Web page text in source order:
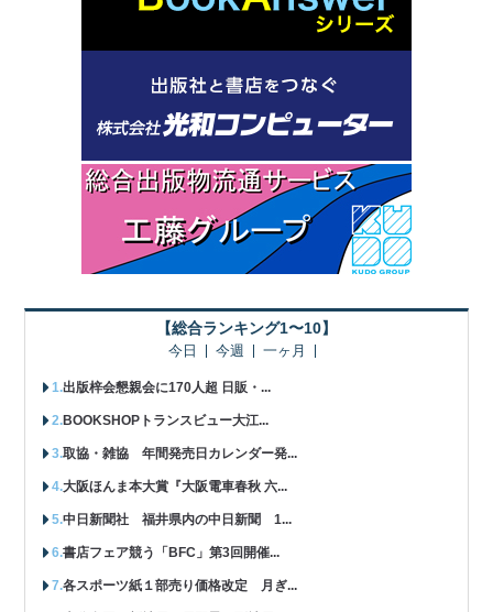
【総合ランキング1〜10】
今日 今週 一ヶ月
出版梓会懇親会に170人超 日販・...
BOOKSHOPトランスビュー大江...
取協・雑協 年間発売日カレンダー発...
大阪ほんま本大賞『大阪電車春秋 六...
中日新聞社 福井県内の中日新聞 1...
書店フェア競う「BFC」第3回開催...
各スポーツ紙１部売り価格改定 月ぎ...